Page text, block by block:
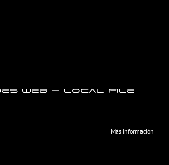
web – Local File
Más información